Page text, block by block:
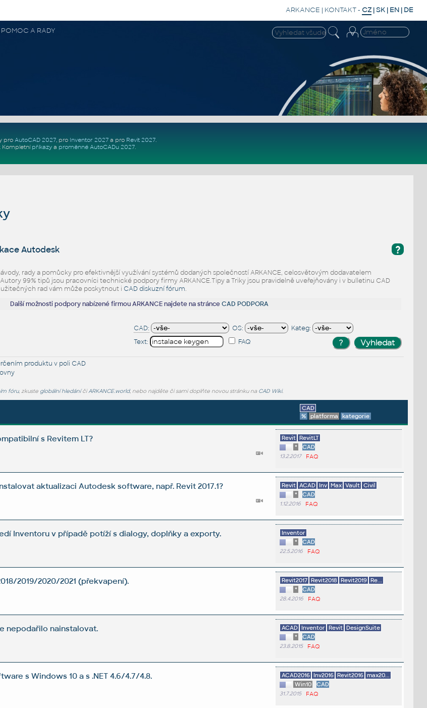
ARKANCE | KONTAKT- CZ |SK | EN | DE
POMOC A RADY
pro AutoCAD 2027, pro Inventor 2027a pro Revit 2027.
Kompletní příkazya proměnné AutoCADu 2027.
?
Autodesk
rady a pomůcky pro efektivnější využívání systémů dodaných společností ARKANCE, celosvětovým dodavatelem
Autory 99% tipů jsou pracovníci technické podpory firmy ARKANCE.Tipy a Triky jsou pravidelně uveřejňovány i v bulletinu CAD
užitečných rad vám může poskytnout i CAD diskuzní fórum.
Další možnosti podpory nabízené firmou ARKANCE najdete na stránceCAD PODPORA
CAD: OS:
Kateg:
Text:
FAQ
produktu v poli CAD
fóru, zkuste globální hledáníčiARKANCE.world, nebo najděte či sami doplňte novou stránku na CAD Wiki.
CAD
%
platforma kategorie
s Revitem LT? Revit RevitLT
*
CAD
13.2.2017 FAQ
aktualizaci Autodesk software, např. Revit 2017.1? Revit ACAD Inv Max Vault Civil
*
CAD
1.12.2016 FAQ
Inventoru v případě potíží s dialogy, doplňky a exporty.
Inventor
*
CAD
22.5.2016 FAQ
2019/2020/2021 (překvapení). Revit2017 Revit2018 Revit2019 Re...
*
CAD
28.4.2016 FAQ
nepodařilo nainstalovat. ACAD Inventor Revit DesignSuite
*
CAD
23.8.2015 FAQ
s Windows 10 a s .NET 4.6/4.7/4.8. ACAD2016 Inv2016 Revit2016 max20...
Win10
CAD
31.7.2015 FAQ